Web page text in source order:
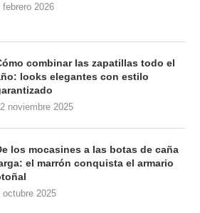
febrero 2026
combinar las zapatillas todo el
looks elegantes con estilo
noviembre 2025
los mocasines a las botas de caña
el marrón conquista el armario
octubre 2025